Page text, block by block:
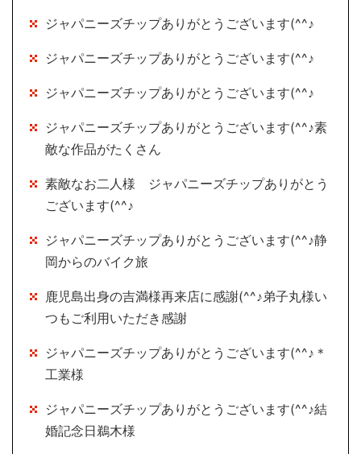
ジャパニーズチップありがとうございます(^^♪
ジャパニーズチップありがとうございます(^^♪
ジャパニーズチップありがとうございます(^^♪
ジャパニーズチップありがとうございます(^^♪素
敵な作品がたくさん
素敵なお二人様 ジャパニーズチップありがとう
ございます(^^♪
ジャパニーズチップありがとうございます(^^♪静
岡からのバイク旅
鹿児島出身の吉満様再来店に感謝(^^♪弟子丸様い
つもご利用いただき感謝
ジャパニーズチップありがとうございます(^^♪＊
工業様
ジャパニーズチップありがとうございます(^^♪結
婚記念日鵜木様